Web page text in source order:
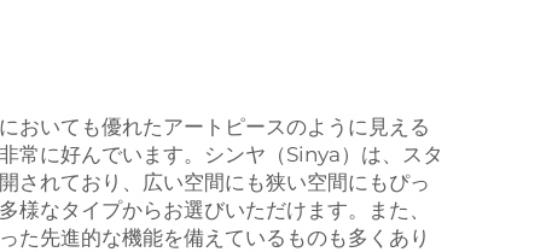
おいても優れたアートピースのように見える
常に好んでいます。シンヤ（Sinya）は、スタ
されており、広い空間にも狭い空間にもぴっ
なタイプからお選びいただけます。また、
た先進的な機能を備えているものも多くあり